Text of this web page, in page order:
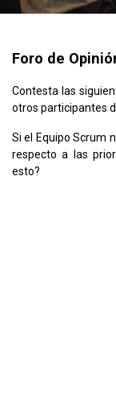
Foro de
Contesta las
otros participantes
Si el Equipo Scrum
respecto a las
esto?